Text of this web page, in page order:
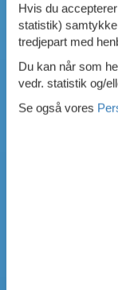
Hvis du
statistik)
tredjepart med
Du kan når som
vedr. statistik og/
Se også vores